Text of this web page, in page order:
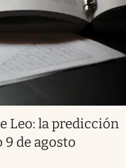
Leo: la predicción
9 de agosto